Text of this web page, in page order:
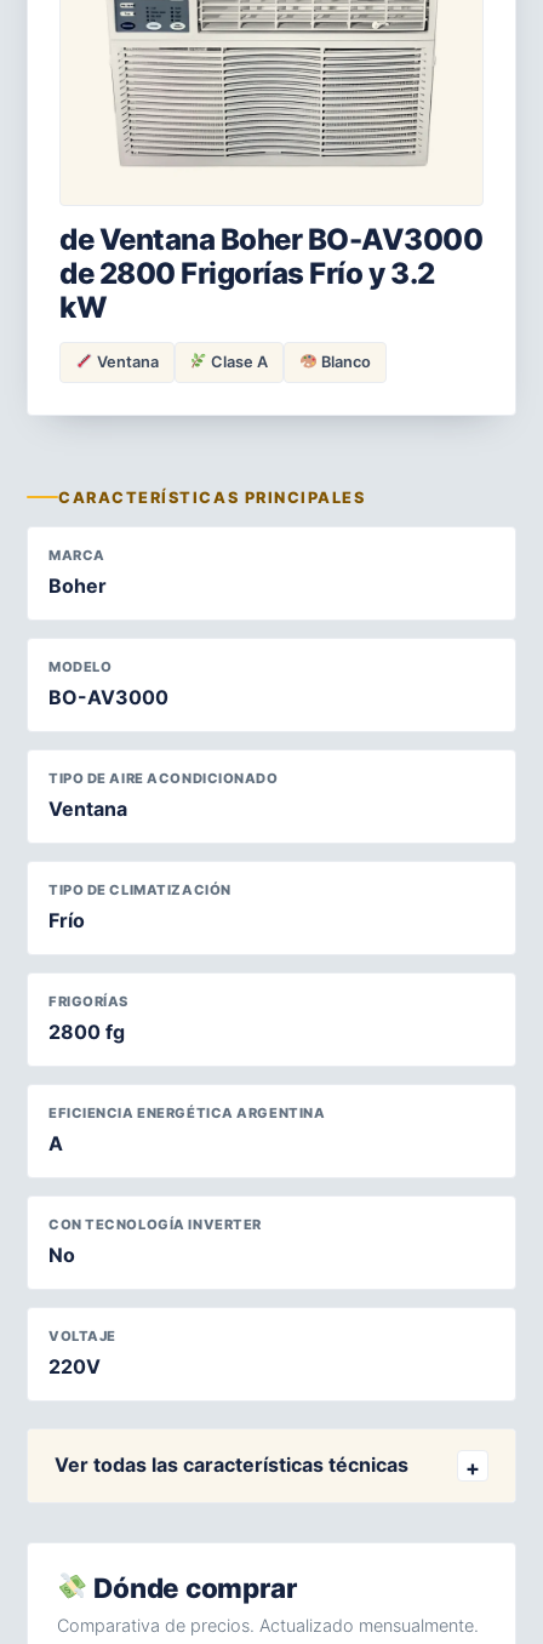
de Ventana Boher BO-AV3000
de 2800 Frigorías Frío y 3.2
kW
Ventana Clase A Blanco
CARACTERÍSTICAS PRINCIPALES
MARCA
Boher
MODELO
BO-AV3000
TIPO DE AIRE ACONDICIONADO
Ventana
TIPO DE CLIMATIZACIÓN
Frío
FRIGORÍAS
2800 fg
EFICIENCIA ENERGÉTICA ARGENTINA
A
CON TECNOLOGÍA INVERTER
No
VOLTAJE
220V
Ver todas las características técnicas
Dónde comprar
Comparativa de precios. Actualizado mensualmente.